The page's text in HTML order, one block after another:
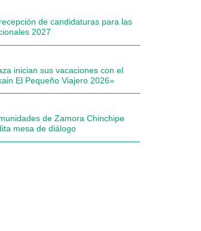
de candidaturas para las
2027
inician sus vacaciones con el
El Pequeño Viajero 2026»
de Zamora Chinchipe
mesa de diálogo